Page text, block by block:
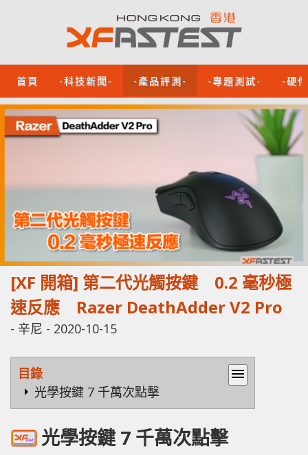
首頁 -科技新聞- -產品評測- -專題測試- -硬
[XF 開箱] 第二代光觸按鍵 0.2 毫秒極
速反應 Razer DeathAdder V2 Pro
- 辛尼 - 2020-10-15
目錄
menu
光學按鍵 7 千萬次點擊
光學按鍵 7 千萬次點擊